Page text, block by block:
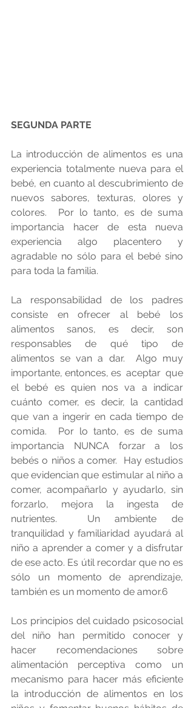
SEGUNDA PARTE
La introducción de alimentos es una
experiencia totalmente nueva para el
bebé, en cuanto al descubrimiento de
nuevos sabores, texturas, olores y
colores.  Por lo tanto, es de suma
importancia hacer de esta nueva
experiencia algo placentero y
agradable no sólo para el bebé sino
para toda la familia.
La responsabilidad de los padres
consiste en ofrecer al bebé los
alimentos sanos, es decir, son
responsables de qué tipo de
alimentos se van a dar.  Algo muy
importante, entonces, es  aceptar  que
el bebé es quien nos va a indicar
cuánto comer, es decir, la cantidad
que van a ingerir en cada tiempo de
comida.  Por lo tanto, es de suma
importancia NUNCA forzar a los
bebés o niños a comer.  Hay estudios
que evidencian que estimular al niño a
comer, acompañarlo y ayudarlo, sin
forzarlo, mejora la ingesta de
nutrientes.  Un ambiente de
tranquilidad y familiaridad ayudará al
niño a aprender a comer y a disfrutar
de ese acto. Es útil recordar que no es
sólo un momento de aprendizaje,
también es un momento de amor.6
Los principios del cuidado psicosocial
del niño han permitido conocer y
hacer recomendaciones sobre
alimentación perceptiva como un
mecanismo para hacer más eficiente
la introducción de alimentos en los